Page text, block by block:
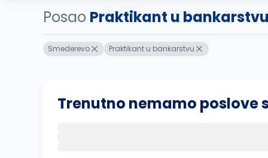
Posao Praktikant u
Smederevo Praktikant u bankarstvu
Trenutno nemamo poslove